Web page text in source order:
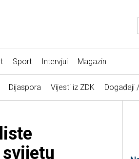
Sport Intervjui Magazin
Dijaspora Vijesti iz ZDK Događaji